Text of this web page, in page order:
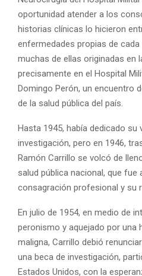
oportunidad atender a los
historias clínicas lo hicieron
enfermedades propias de cada
muchas de ellas originadas en
precisamente en el Hospital
Domingo Perón, un encuentro
de la salud pública del país.
Hasta 1945, había dedicado su
investigación, pero en 1946,
Ramón Carrillo se volcó de
salud pública nacional, que
consagración profesional y su
En julio de 1954, en medio de
peronismo y aquejado por una
maligna, Carrillo debió
una beca de investigación,
Estados Unidos, con la